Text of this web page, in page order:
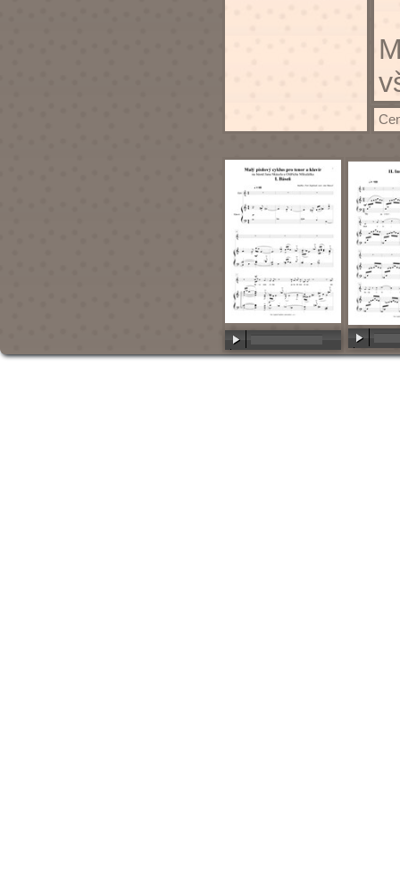
00:00/00:00 00:00/